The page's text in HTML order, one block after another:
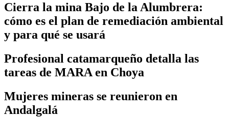
Cierra la mina Bajo de la Alumbrera:
cómo es el plan de remediación ambiental
y para qué se usará
Profesional catamarqueño detalla las
tareas de MARA en Choya
Mujeres mineras se reunieron en
Andalgalá